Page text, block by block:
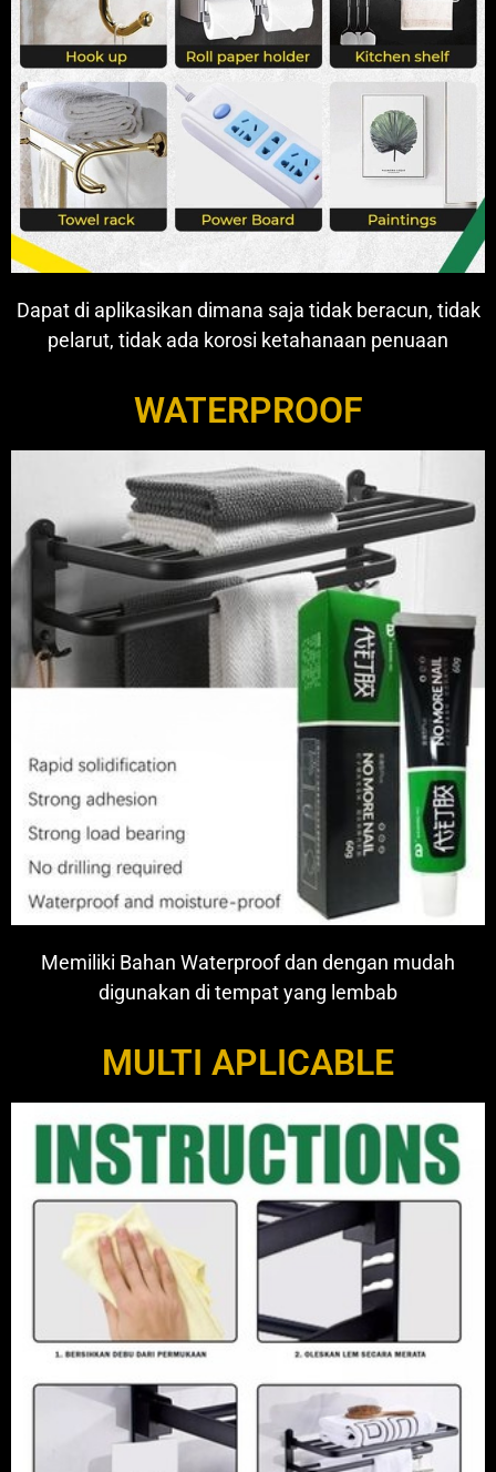
Dapat di aplikasikan dimana saja tidak beracun, tidak
pelarut, tidak ada korosi ketahanaan penuaan
WATERPROOF
Memiliki Bahan Waterproof dan dengan mudah
digunakan di tempat yang lembab
MULTI APLICABLE